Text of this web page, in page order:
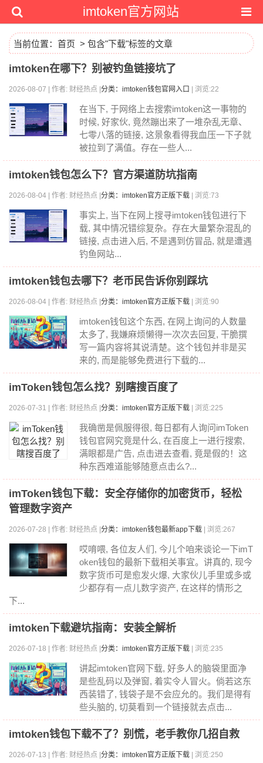
imtoken官方网站
当前位置： 首页 > 包含"下载"标签的文章
imtoken在哪下？别被钓鱼链接坑了
2026-08-07 | 作者: 财经热点 | 分类：imtoken钱包官网入口 | 浏览:22
在当下, 于网络上去搜索imtoken这一事物的
时候, 好家伙, 竟然蹦出来了一堆杂乱无章、
七零八落的链接, 这景象看得我血压一下子就
被拉到了满值。存在一些人...
imtoken钱包怎么下？官方渠道防坑指南
2026-08-04 | 作者: 财经热点 | 分类：imtoken官方正版下载 | 浏览:73
事实上, 当下在网上搜寻imtoken钱包进行下
载, 其中情况错综复杂。存在大量繁杂混乱的
链接, 点击进入后, 不是遇到仿冒品, 就是遭遇
钓鱼网站...
imtoken钱包去哪下？老币民告诉你别踩坑
2026-08-04 | 作者: 财经热点 | 分类：imtoken官方正版下载 | 浏览:90
imtoken钱包这个东西, 在网上询问的人数量
太多了, 我嫌麻烦懒得一次次去回复, 干脆撰
写一篇内容将其说清楚。这个钱包并非是买
来的, 而是能够免费进行下载的...
imToken钱包怎么找？别瞎搜百度了
2026-07-31 | 作者: 财经热点 | 分类：imtoken官方正版下载 | 浏览:225
我确凿是佩服得很, 每日都有人询问imToken
钱包官网究竟是什么, 在百度上一进行搜索,
满眼都是广告, 点击进去查看, 竟是假的！这
种东西难道能够随意点击么?...
imToken钱包下载：安全存储你的加密货币，轻松
管理数字资产
2026-07-28 | 作者: 财经热点 | 分类：imtoken钱包最新app下载 | 浏览:267
哎唷喂, 各位友人们, 今儿个咱来谈论一下imT
oken钱包的最新下载相关事宜。讲真的, 现今
数字货币可是愈发火爆, 大家伙儿手里或多或
少都存有一点儿数字资产, 在这样的情形之
下...
imtoken下载避坑指南：安装全解析
2026-07-18 | 作者: 财经热点 | 分类：imtoken官方正版下载 | 浏览:235
讲起imtoken官网下载, 好多人的脑袋里面净
是些乱码以及弹窗, 着实令人冒火。倘若这东
西装错了, 钱袋子是不会应允的。我们是得有
些头脑的, 切莫看到一个链接就去点击...
imtoken钱包下载不了？别慌，老手教你几招自救
2026-07-13 | 作者: 财经热点 | 分类：imtoken官方正版下载 | 浏览:250